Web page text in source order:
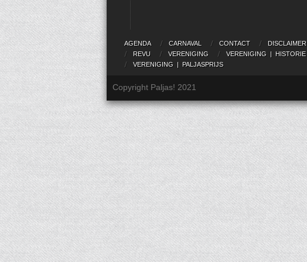
AGENDA CARNAVAL CONTACT DISCLAIMER
REVU
VERENIGING VERENIGING | HISTORIE
VERENIGING | PALJASPRIJS
Copyright Paljas! 2021